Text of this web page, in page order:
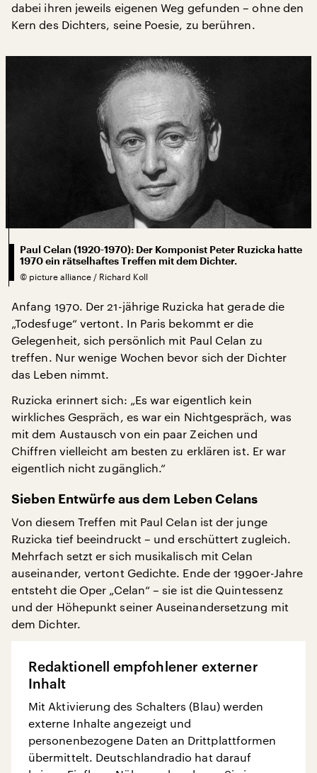
dabei ihren jeweils eigenen Weg gefunden – ohne den
Kern des Dichters, seine Poesie, zu berühren.
Paul Celan (1920-1970): Der Komponist Peter Ruzicka hatte
1970 ein rätselhaftes Treffen mit dem Dichter.
© picture alliance / Richard Koll
Anfang 1970. Der 21-jährige Ruzicka hat gerade die
„Todesfuge“ vertont. In Paris bekommt er die
Gelegenheit, sich persönlich mit Paul Celan zu
treffen. Nur wenige Wochen bevor sich der Dichter
das Leben nimmt.
Ruzicka erinnert sich: „Es war eigentlich kein
wirkliches Gespräch, es war ein Nichtgespräch, was
mit dem Austausch von ein paar Zeichen und
Chiffren vielleicht am besten zu erklären ist. Er war
eigentlich nicht zugänglich.“
Sieben Entwürfe aus dem Leben Celans
Von diesem Treffen mit Paul Celan ist der junge
Ruzicka tief beeindruckt – und erschüttert zugleich.
Mehrfach setzt er sich musikalisch mit Celan
auseinander, vertont Gedichte. Ende der 1990er-Jahre
entsteht die Oper „Celan“ – sie ist die Quintessenz
und der Höhepunkt seiner Auseinandersetzung mit
dem Dichter.
Redaktionell empfohlener externer
Inhalt
Mit Aktivierung des Schalters (Blau) werden
externe Inhalte angezeigt und
personenbezogene Daten an Drittplattformen
übermittelt. Deutschlandradio hat darauf